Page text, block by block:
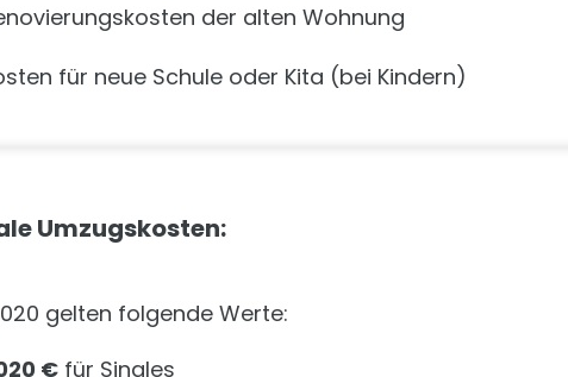
der alten Wohnung
für neue Schule oder Kita (bei Kindern)
Umzugskosten:
gelten folgende Werte:
€ für Singles